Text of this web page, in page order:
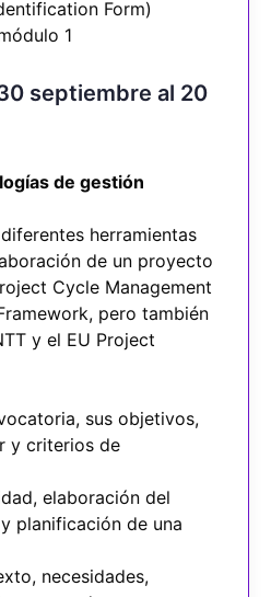
Form)
1
septiembre al 20
de gestión
herramientas
de un proyecto
Cycle Management
pero también
y el EU Project
sus objetivos,
y criterios de
elaboración del
planificación de una
necesidades,